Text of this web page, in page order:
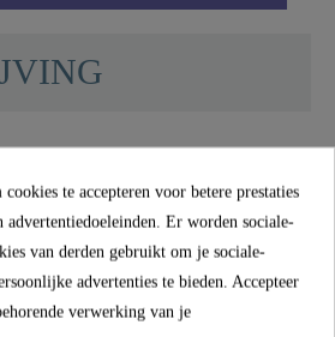
voor lage druk - 01827 -
te accepteren voor betere prestaties
advertentiedoeleinden. Er worden sociale-
van derden gebruikt om je sociale-
advertenties te bieden. Accepteer
verwerking van je